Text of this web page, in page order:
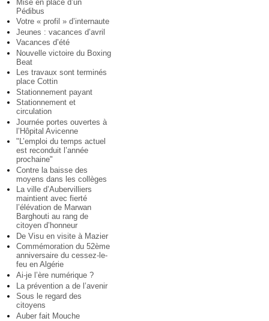
Mise en place d’un
Pédibus
Votre « profil » d’internaute
Jeunes : vacances d’avril
Vacances d’été
Nouvelle victoire du Boxing
Beat
Les travaux sont terminés
place Cottin
Stationnement payant
Stationnement et
circulation
Journée portes ouvertes à
l’Hôpital Avicenne
"L’emploi du temps actuel
est reconduit l’année
prochaine"
Contre la baisse des
moyens dans les collèges
La ville d’Aubervilliers
maintient avec fierté
l’élévation de Marwan
Barghouti au rang de
citoyen d’honneur
De Visu en visite à Mazier
Commémoration du 52ème
anniversaire du cessez-le-
feu en Algérie
Ai-je l’ère numérique ?
La prévention a de l’avenir
Sous le regard des
citoyens
Auber fait Mouche